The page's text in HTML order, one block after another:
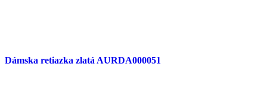
Dámska retiazka zlatá AURDA000051